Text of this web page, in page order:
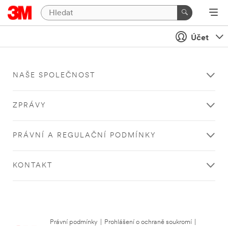
Účet
NAŠE SPOLEČNOST
ZPRÁVY
PRÁVNÍ A REGULAČNÍ PODMÍNKY
KONTAKT
Právní podmínky Prohlášení o ochraně soukromí